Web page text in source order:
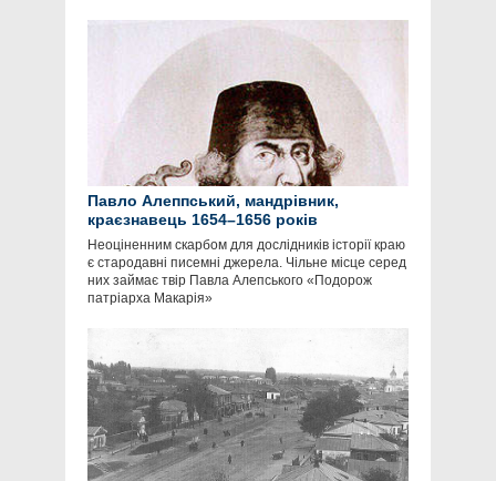
Павло Алеппський, мандрівник,
краєзнавець 1654–1656 років
Неоціненним скарбом для дослідників історії краю
є стародавні писемні джерела. Чільне місце серед
них займає твір Павла Алепського «Подорож
патріарха Макарія»